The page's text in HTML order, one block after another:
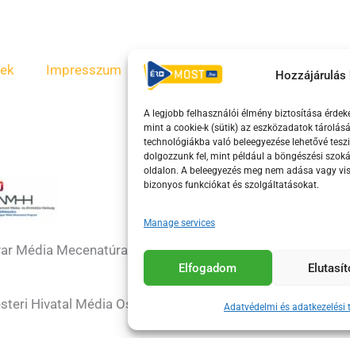
Hozzájárulás
A legjobb felhasználói élmény biztosítása
mint a cookie-k (sütik) az eszközadatok
technológiákba való beleegyezése lehetővé
dolgozzunk fel, mint például a böngészési
oldalon. A beleegyezés meg nem adása vagy
bizonyos funkciókat és szolgáltatásokat.
Manage services
Elfogadom
Adatvédelmi és adatkezelési
Impresszum ÁSZF Irányelvek
Média Mecenatúra program keretében támogatja.
Hivatal Média Osztálya